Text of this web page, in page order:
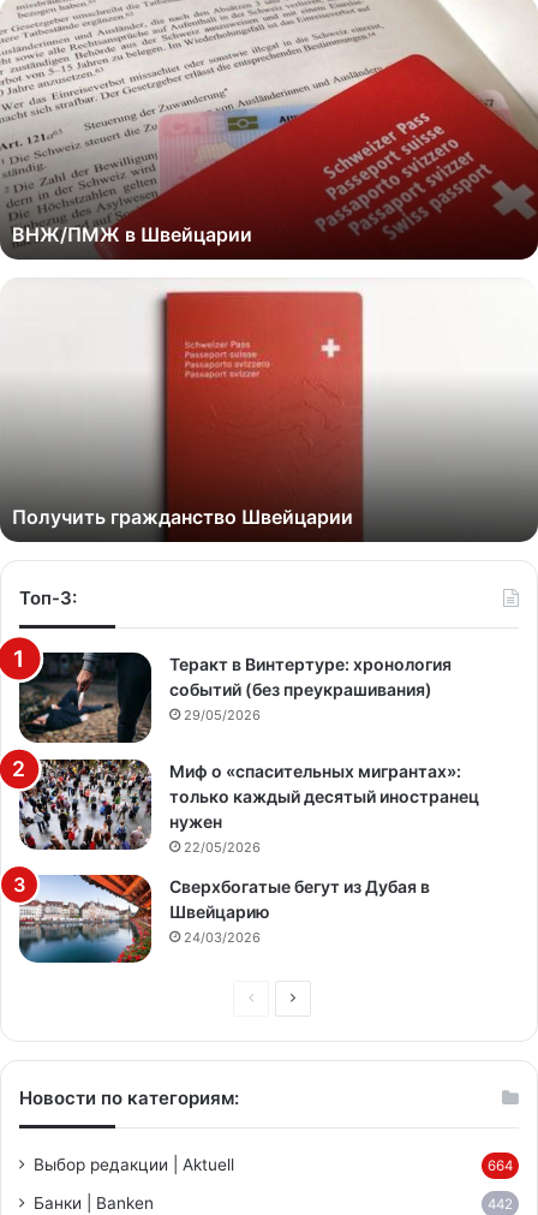
ВНЖ/ПМЖ в Швейцарии
Получить гражданство Швейцарии
Топ-3:
Теракт в Винтертуре: хронология
событий (без преукрашивания)
29/05/2026
Миф о «спасительных мигрантах»:
только каждый десятый иностранец
нужен
22/05/2026
Сверхбогатые бегут из Дубая в
Швейцарию
24/03/2026
Предыдущая
Следующая
Новости по категориям:
Выбор редакции | Aktuell 664
Банки | Banken 442